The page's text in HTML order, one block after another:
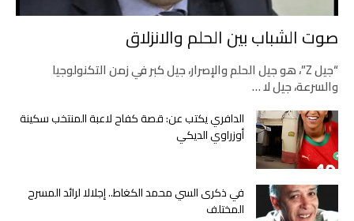
صوت الشباب بين الحلم والانزلاق
“جيل Z”، هو جيل الحلم والإصرار، جيل كبر في زمن التكنولوجيا
والسرعة، جيل لا …
الدافري يكتب عن: قصة كفاح لاعبة المنتخب سكينة
أوزراوي الديكي
في ذكرى السي محمد الكغاط.. إجلالا لرائد المسرح
المختلف